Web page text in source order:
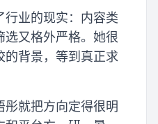
行业的现实：内容类
选又格外严格。她很
的背景，等到真正求
彤就把方向定得很明